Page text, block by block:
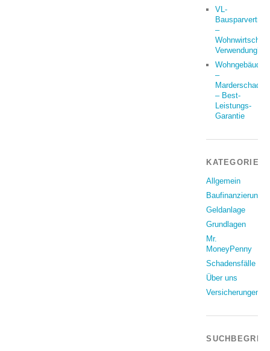
VL-
Bausparvertrag
–
Verwendung?
Wohngebäude
–
Marderschaden
– Best-
Leistungs-
Garantie
KATEGORIEN
Allgemein
Baufinanzierung
Geldanlage
Grundlagen
Mr.
MoneyPenny
Schadensfälle
Über uns
Versicherungen